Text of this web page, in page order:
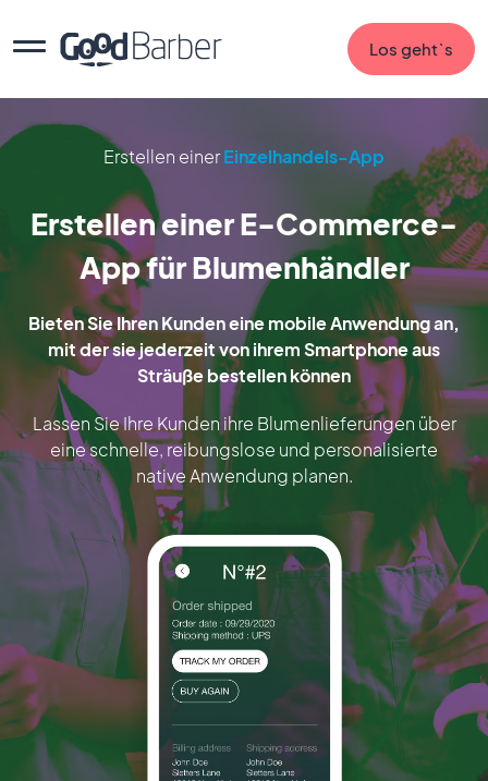
Los geht`s
Erstellen einerEinzelhandels-App
Erstellen einer E-Commerce-
App für Blumenhändler
Bieten Sie Ihren Kunden eine mobile Anwendung an,
mit der sie jederzeit von ihrem Smartphone aus
Sträuße bestellen können
Lassen Sie Ihre Kunden ihre Blumenlieferungen über
eine schnelle, reibungslose und personalisierte
native Anwendung planen.